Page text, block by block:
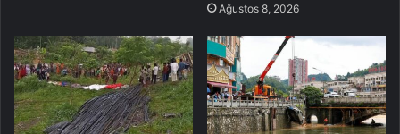
Ağustos 8, 2026